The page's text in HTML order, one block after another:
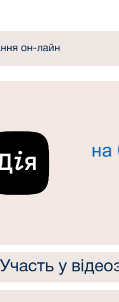
Участь у